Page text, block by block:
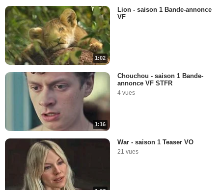
1:02
Lion - saison 1 Bande-annonce
VF
1:16
Chouchou - saison 1 Bande-
annonce VF STFR
4 vues
War - saison 1 Teaser VO
21 vues